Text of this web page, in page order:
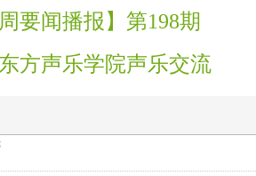
A。
手烟》
A。
风。
流逆流》
零点
点
冷月
一新
薇安
周要闻播报】第198期
方声乐学院声乐交流